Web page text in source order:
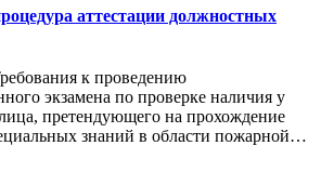
аттестации должностных
к проведению
экзамена по проверке наличия у
претендующего на прохождение
знаний в области пожарной…